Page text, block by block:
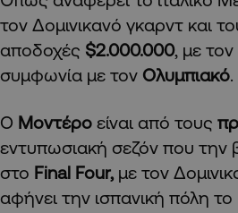
τον Δομινικανό γκαρντ και
αποδοχές $2.000.000, με
συμφωνία με τον Ολυμπιακό.
Ο Μοντέρο είναι από τους
εντυπωσιακή σεζόν που την
στο Final Four, με τον
αφήνει την ισπανική πόλη το